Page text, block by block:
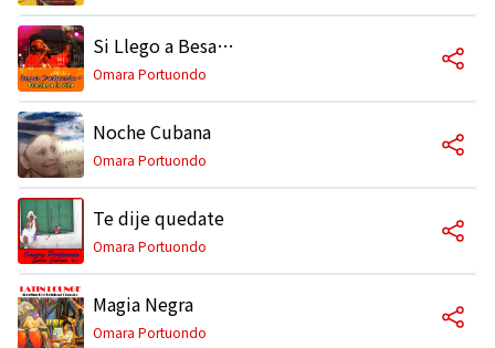
Si Llego a Besarte
Omara Portuondo
Noche Cubana
Omara Portuondo
Te dije quedate
Omara Portuondo
Magia Negra
Omara Portuondo